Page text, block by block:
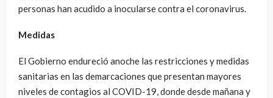
personas han acudido a inocularse contra el coronavirus.
Medidas
El Gobierno endureció anoche las restricciones y medidas
sanitarias en las demarcaciones que presentan mayores
niveles de contagios al COVID-19, donde desde mañana y